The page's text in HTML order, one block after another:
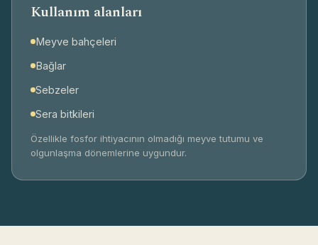
Kullanım alanları
Meyve bahçeleri
Bağlar
Sebzeler
Sera bitkileri
Özellikle fosfor ihtiyacının olmadığı meyve tutumu ve
olgunlaşma dönemlerine uygundur.
Dil, bölge ve görüntüleme tercihlerinizi hatırlayarak
Analitik çerezler
Ziyaretçilerin siteyi nasıl kullandığını toplu ve
yardımcı olur.
Pazarlama çerezleri